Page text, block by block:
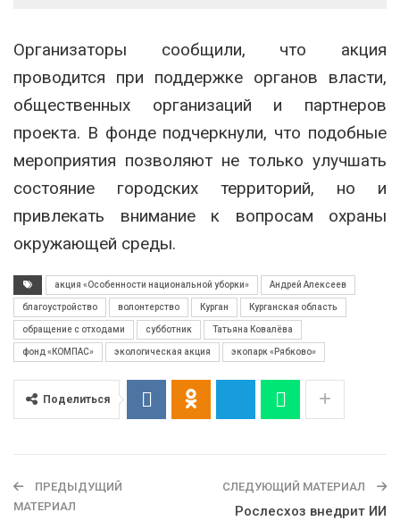
Организаторы сообщили, что акция
проводится при поддержке органов власти,
общественных организаций и партнеров
проекта. В фонде подчеркнули, что подобные
мероприятия позволяют не только улучшать
состояние городских территорий, но и
привлекать внимание к вопросам охраны
окружающей среды.
акция «Особенности национальной уборки» Андрей Алексеев
благоустройство волонтерство Курган Курганская область
обращение с отходами субботник Татьяна Ковалёва
фонд «КОМПАС» экологическая акция экопарк «Рябково»
Поделиться
ПРЕДЫДУЩИЙ
МАТЕРИАЛ
СЛЕДУЮЩИЙ МАТЕРИАЛ
Рослесхоз внедрит ИИ